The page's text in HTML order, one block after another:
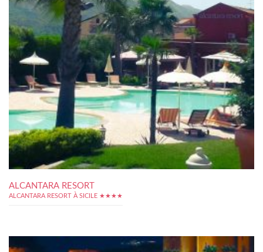
ALCANTARA RESORT
ALCANTARA RESORT À SICILE ★★★★